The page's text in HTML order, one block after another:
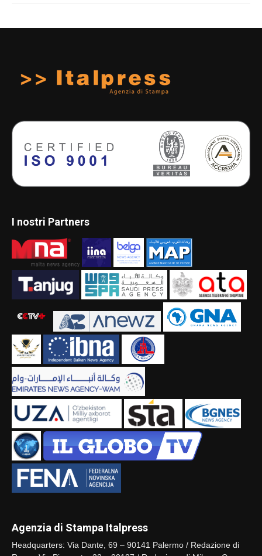
I nostri Partners
Agenzia di Stampa Italpress
Headquarters: Via Dante, 69 – 90141 Palermo / Redazione di